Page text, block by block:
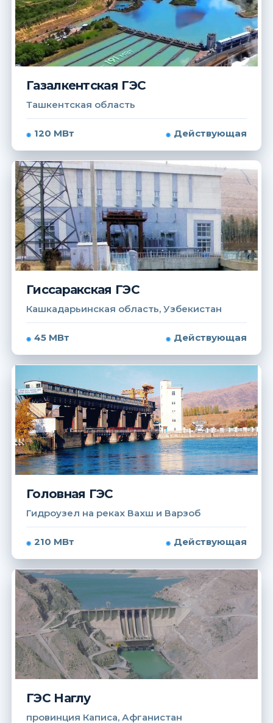
Газалкентская ГЭС
Ташкентская область
120 МВт Действующая
Гиссаракская ГЭС
Кашкадарьинская область, Узбекистан
45 МВт Действующая
Головная ГЭС
Гидроузел на реках Вахш и Варзоб
210 МВт Действующая
ГЭС Наглу
провинция Каписа, Афганистан